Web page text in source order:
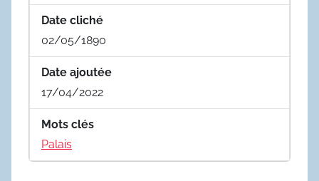
Date cliché
02/05/1890
Date ajoutée
17/04/2022
Mots clés
Palais